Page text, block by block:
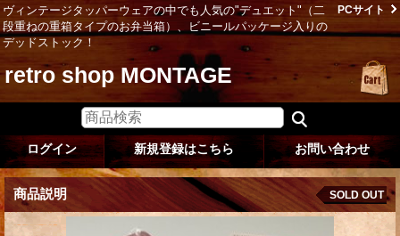
ヴィンテージタッパーウェアの中でも人気の"デュエット"（二
段重ねの重箱タイプのお弁当箱）、ビニールパッケージ入りの
デッドストック！
PCサイト
retro shop MONTAGE
ログイン 新規登録はこちら お問い合わせ
商品説明 SOLD OUT